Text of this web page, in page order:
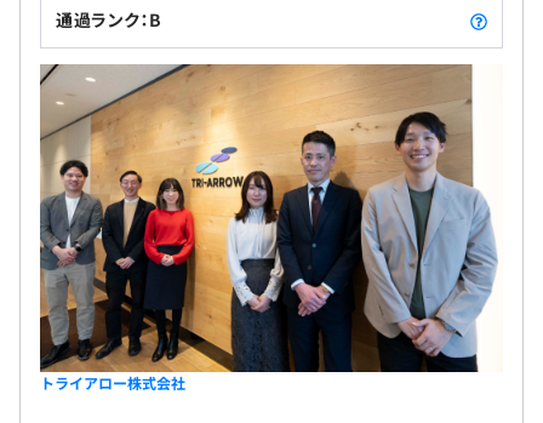
2名～3名程度のチーム編成が多く、小中規模な開発を得
意としています。
通過ランク：B
トライアロー株式会社